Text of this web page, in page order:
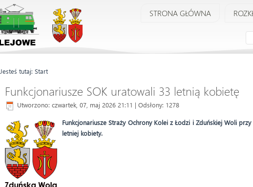
STRONA GŁÓWNA
Jesteś tutaj: Start
Funkcjonariusze SOK uratowali 33 letnią kobietę
Utworzono: czwartek, 07, maj 2026 21:11 | Odsłony: 1278
Funkcjonariusze Straży Ochrony Kolei z Łodzi i Zduńskiej Woli
letniej kobiety.